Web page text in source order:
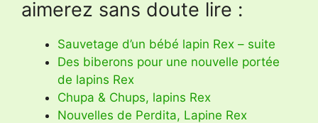
aimerez sans doute lire :
Sauvetage d’un bébé lapin Rex – suite
Des biberons pour une nouvelle portée
de lapins Rex
Chupa & Chups, lapins Rex
Nouvelles de Perdita, Lapine Rex